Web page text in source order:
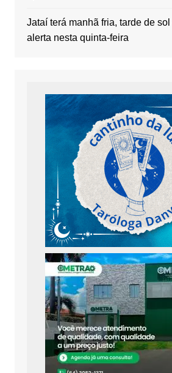
Jataí terá manhã fria, tarde de
alerta nesta quinta-feira